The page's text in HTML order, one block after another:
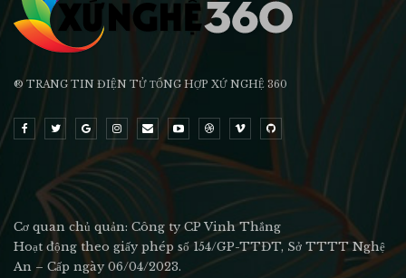
® TRANG TIN ĐIỆN TỬ ТỔNG HỢP XỨ NGHỆ 360
Cơ quan chủ quản: Công ty CP Vinh Thắng
Hoạt động theo giấy phép số 154/GP-TTĐT, Sở TTTT Nghệ
An – Cấp ngày 06/04/2023.